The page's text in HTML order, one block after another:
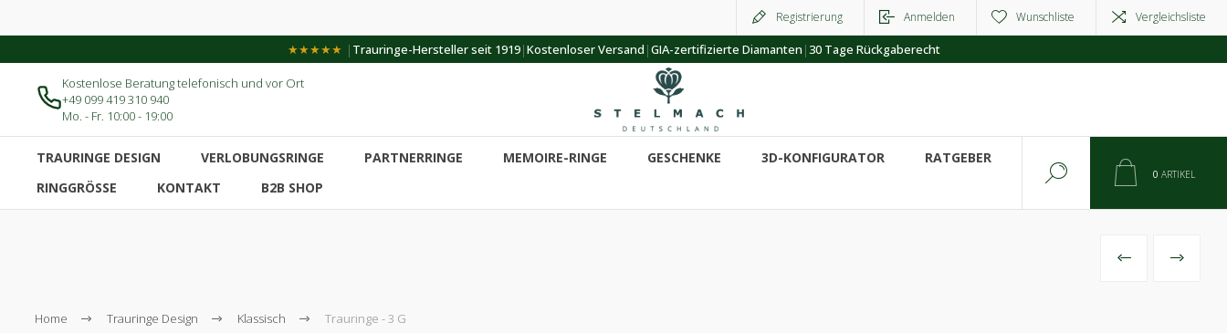
Registrierung Anmelden Wunschliste Vergleichsliste
★★★★★ | Trauringe-Hersteller seit 1919|Kostenloser Versand |GIA-zertifizierte Diamanten |30 Tage Rückgaberecht
Kostenlose Beratung telefonisch und vor Ort
+49 099 419 310 940
Mo. - Fr. 10:00 - 19:00
TRAURINGE DESIGN VERLOBUNGSRINGE PARTNERRINGE MEMOIRE-RINGE GESCHENKE 3D-KONFIGURATOR
RATGEBER
RINGGRÖSSE
KONTAKT B2B SHOP
0 ARTIKEL
Home Trauringe Design Klassisch Trauringe - 3 G
VORHERIGES